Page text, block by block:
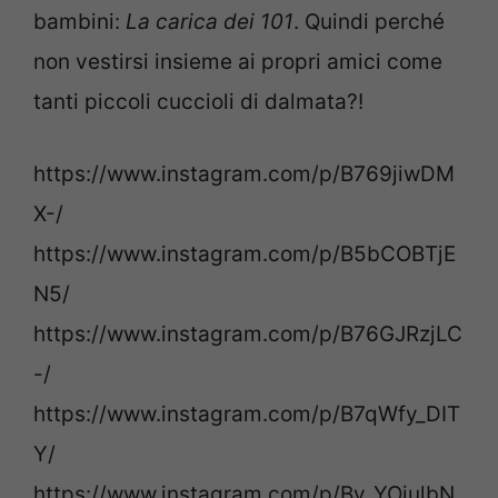
bambini: La carica dei 101. Quindi perché
non vestirsi insieme ai propri amici come
tanti piccoli cuccioli di dalmata?!
https://www.instagram.com/p/B769jiwDM
X-/
https://www.instagram.com/p/B5bCOBTjE
N5/
https://www.instagram.com/p/B76GJRzjLC
-/
https://www.instagram.com/p/B7qWfy_DIT
Y/